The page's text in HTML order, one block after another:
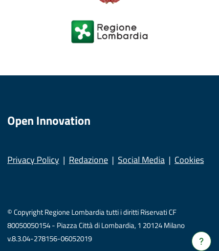
Verrà
Open Innovation
Privacy Policy Redazione Social Media Cookies
© Copyright Regione Lombardia tutti i diritti Riservati CF
80050050154 - Piazza Città di Lombardia, 1 20124 Milano
v.8.3.04-278156-06052019